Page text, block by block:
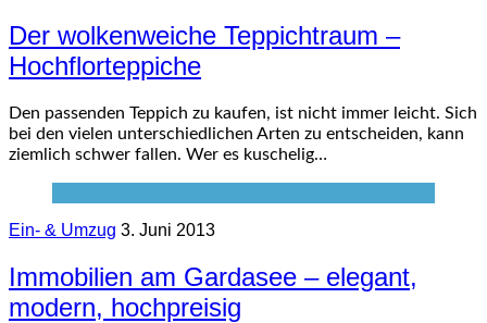
Der wolkenweiche Teppichtraum –
Hochflorteppiche
Den passenden Teppich zu kaufen, ist nicht immer leicht. Sich
bei den vielen unterschiedlichen Arten zu entscheiden, kann
ziemlich schwer fallen. Wer es kuschelig…
Ein- & Umzug 3. Juni 2013
Immobilien am Gardasee – elegant,
modern, hochpreisig